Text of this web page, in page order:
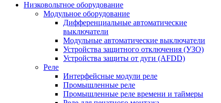
Низковольтное оборудование
Модульное оборудование
Дифференциальные автоматические
выключатели
Модульные автоматические выключатели
Устройства защитного отключения (УЗО)
Устройства защиты от дуги (AFDD)
Реле
Интерфейсные модули реле
Промышленные реле
Промышленные реле времени и таймеры